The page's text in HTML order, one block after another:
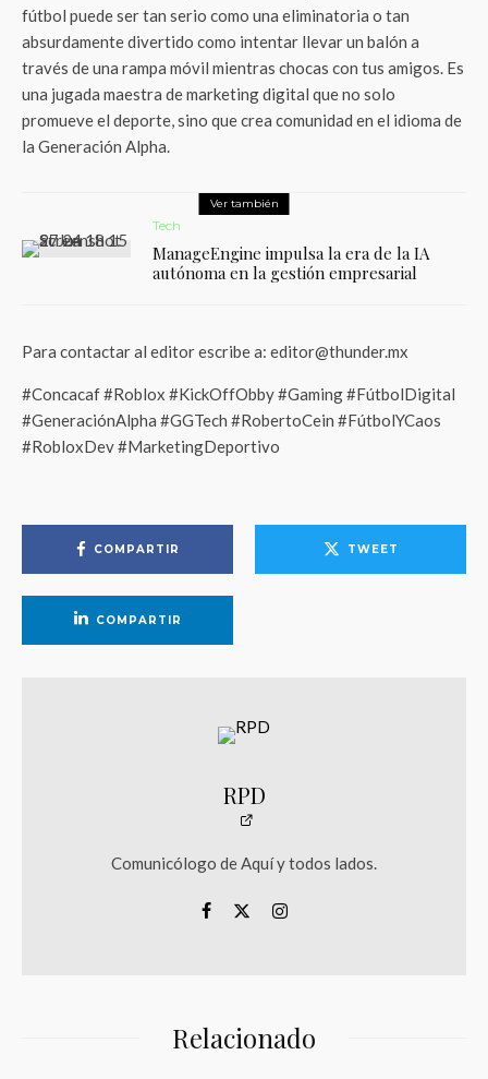
fútbol puede ser tan serio como una eliminatoria o tan
absurdamente divertido como intentar llevar un balón a
través de una rampa móvil mientras chocas con tus amigos. Es
una jugada maestra de marketing digital que no solo
promueve el deporte, sino que crea comunidad en el idioma de
la Generación Alpha.
Ver también
Tech
ManageEngine impulsa la era de la IA
autónoma en la gestión empresarial
Para contactar al editor escribe a: editor@thunder.mx
#Concacaf #Roblox #KickOffObby #Gaming #FútbolDigital
#GeneraciónAlpha #GGTech #RobertoCein #FútbolYCaos
#RobloxDev #MarketingDeportivo
COMPARTIR TWEET
COMPARTIR
RPD
Comunicólogo de Aquí y todos lados.
Relacionado